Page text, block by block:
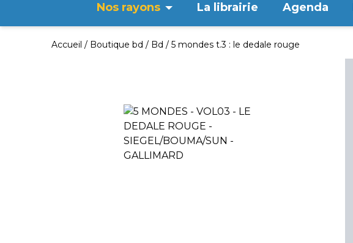
Nos rayons La librairie Agenda
Accueil Boutique bd Bd 5 mondes t.3 : le dedale rouge